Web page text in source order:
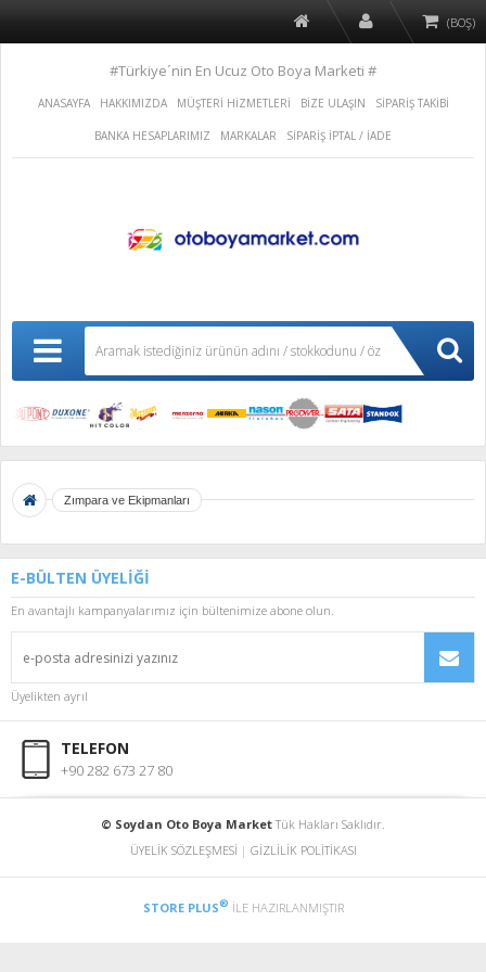
(BOŞ)
#Türkiye´nin En Ucuz Oto Boya Marketi #
ANASAYFA HAKKIMIZDA MÜŞTERİ HİZMETLERİ BİZE ULAŞIN SİPARİŞ TAKİBİ
BANKA HESAPLARIMIZ MARKALAR SİPARİŞ İPTAL / İADE
Zımpara ve Ekipmanları
E-BÜLTEN ÜYELİĞİ
En avantajlı kampanyalarımız için bültenimize abone olun.
Üyelikten ayrıl
TELEFON
+90 282 673 27 80
© Soydan Oto Boya MarketTük Hakları Saklıdır.
ÜYELİK SÖZLEŞMESİ | GİZLİLİK POLİTİKASI
STORE PLUS® İLE HAZIRLANMIŞTIR